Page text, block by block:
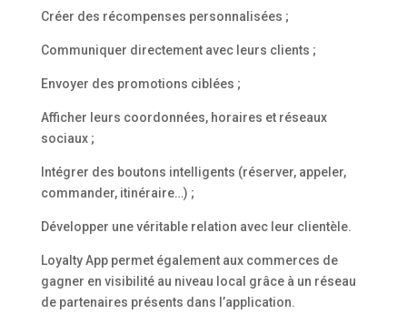
Créer des récompenses personnalisées ;
Communiquer directement avec leurs clients ;
Envoyer des promotions ciblées ;
Afficher leurs coordonnées, horaires et réseaux
sociaux ;
Intégrer des boutons intelligents (réserver, appeler,
commander, itinéraire…) ;
Développer une véritable relation avec leur clientèle.
Loyalty App permet également aux commerces de
gagner en visibilité au niveau local grâce à un réseau
de partenaires présents dans l’application.